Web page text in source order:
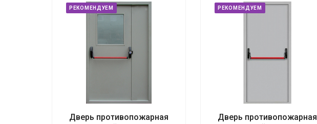
РЕКОМЕНДУЕМ
Дверь противопожарная
РЕКОМЕНДУЕМ
Дверь противопожарная